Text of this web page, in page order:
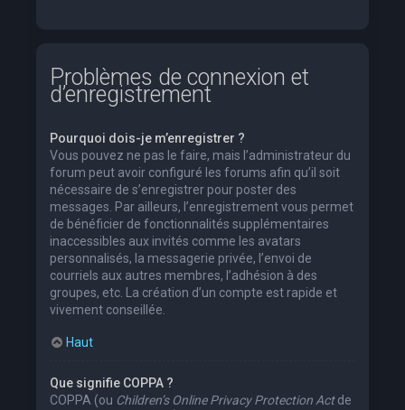
Problèmes de connexion et
d’enregistrement
Pourquoi dois-je m’enregistrer ?
Vous pouvez ne pas le faire, mais l’administrateur du
forum peut avoir configuré les forums afin qu’il soit
nécessaire de s’enregistrer pour poster des
messages. Par ailleurs, l’enregistrement vous permet
de bénéficier de fonctionnalités supplémentaires
inaccessibles aux invités comme les avatars
personnalisés, la messagerie privée, l’envoi de
courriels aux autres membres, l’adhésion à des
groupes, etc. La création d’un compte est rapide et
vivement conseillée.
Haut
Que signifie COPPA ?
COPPA (ou Children’s Online Privacy Protection Actde